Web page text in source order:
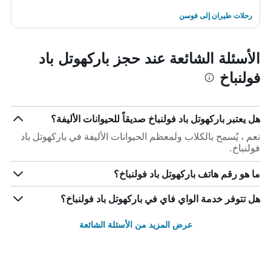
رحلات طيران إلى فوسن
الأسئلة الشائعة عند حجز باركهوتل باد
فولنباخ
هل يعتبر باركهوتل باد فولنباخ صديقاً للحيوانات الأليفة؟
نعم ، يُسمح بالكلاب ولمعظم الحيوانات الأليفة في باركهوتل باد
فولنباخ.
ما هو رقم هاتف باركهوتل باد فولنباخ؟
هل تتوفر خدمة الواي فاي في باركهوتل باد فولنباخ؟
عرض المزيد من الأسئلة الشائعة